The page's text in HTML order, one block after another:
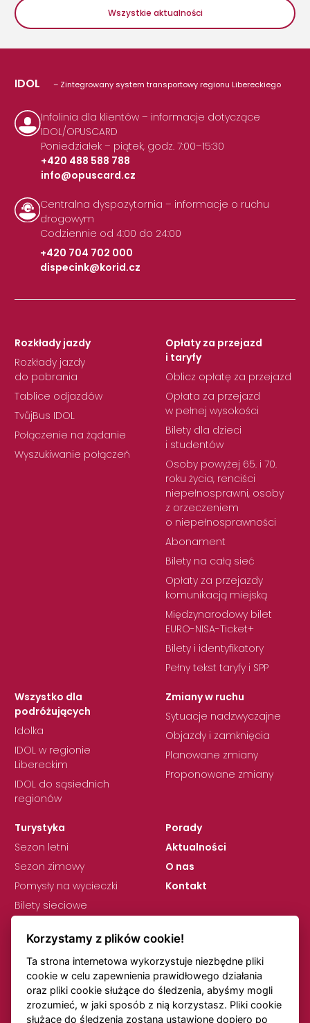
Wszystkie aktualności
IDOL – Zintegrowany system transportowy regionu Libereckiego
Infolinia dla klientów – informacje dotyczące
IDOL/OPUSCARD
Poniedziałek – piątek, godz. 7:00–15:30
+420 488 588 788
|
info@opuscard.cz
Centralna dyspozytornia – informacje o ruchu
drogowym
Codziennie od 4:00 do 24:00
+420 704 702 000
|
dispecink@korid.cz
Rozkłady jazdy
Rozkłady jazdy
do pobrania
Tablice odjazdów
TvůjBus IDOL
Połączenie na żądanie
Wyszukiwanie połączeń
Opłaty za przejazd
i taryfy
Oblicz opłatę za przejazd
Opłata za przejazd
w pełnej wysokości
Bilety dla dzieci
i studentów
Osoby powyżej 65. i 70.
roku życia, renciści
niepełnosprawni, osoby
z orzeczeniem
o niepełnosprawności
Abonament
Bilety na całą sieć
Opłaty za przejazdy
komunikacją miejską
Międzynarodowy bilet
EURO-NISA-Ticket+
Bilety i identyfikatory
Pełny tekst taryfy i SPP
Wszystko dla
podróżujących
Idolka
IDOL w regionie
Libereckim
IDOL do sąsiednich
regionów
Zmiany w ruchu
Sytuacje nadzwyczajne
Objazdy i zamknięcia
Planowane zmiany
Proponowane zmiany
Turystyka
Sezon letni
Sezon zimowy
Pomysły na wycieczki
Bilety sieciowe
Porady
Aktualności
O nas
Kontakt
RODO
Ustawienia plików cookie
Korzystamy z plików cookie!
Ta strona internetowa wykorzystuje niezbędne pliki
cookie w celu zapewnienia prawidłowego działania
oraz pliki cookie służące do śledzenia, abyśmy mogli
zrozumieć, w jaki sposób z nią korzystasz. Pliki cookie
służące do śledzenia zostaną ustawione dopiero po